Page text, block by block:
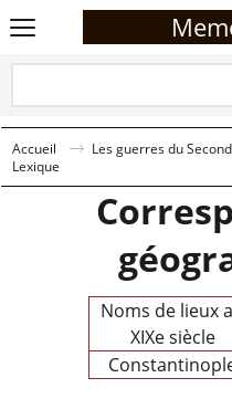
Accueil Les guerres du
Lexique
Noms de lieux
XIXe siècle